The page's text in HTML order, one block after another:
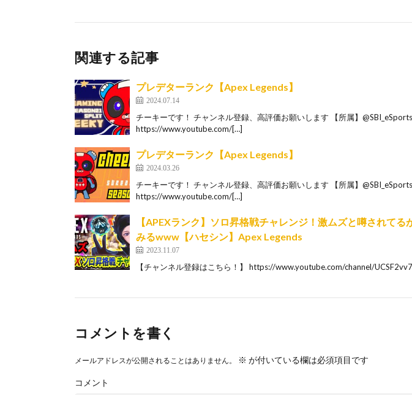
関連する記事
プレデターランク【Apex Legends】
2024.07.14
チーキーです！ チャンネル登録、高評価お願いします 【所属】
https://www.youtube.com/[…]
プレデターランク【Apex Legends】
2024.03.26
チーキーです！ チャンネル登録、高評価お願いします 【所属】
https://www.youtube.com/[…]
【APEXランク】ソロ昇格戦チャレンジ！激ムズと噂されて
みるwww【ハセシン】Apex Legends
2023.11.07
【チャンネル登録はこちら！】 https://www.youtube.com/channel/
コメントを書く
メールアドレスが公開されることはありません。 ※ が付いている欄は必須項目です
コメント